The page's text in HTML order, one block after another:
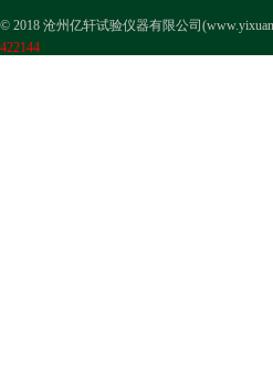
© 2018 沧州亿轩试验仪器有限公司
422144